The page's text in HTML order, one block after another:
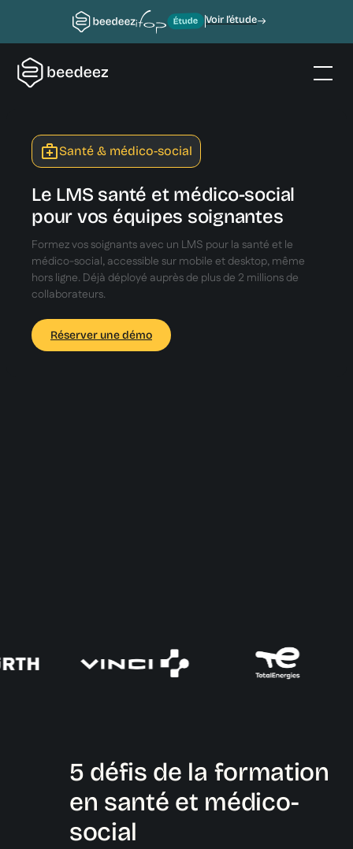
Voir l’étude
Santé & médico-social
Le LMS santé et médico-social
pour vos équipes soignantes
Formez vos soignants avec un LMS pour la santé et le
médico-social, accessible sur mobile et desktop, même
hors ligne. Déjà déployé auprès de plus de 2 millions de
collaborateurs.
Réserver une démo
5 défis de la formation
en santé et médico-
social